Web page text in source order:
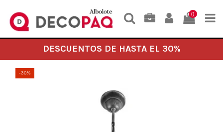
0
DESCUENTOS DE HASTA EL 30%
-30%